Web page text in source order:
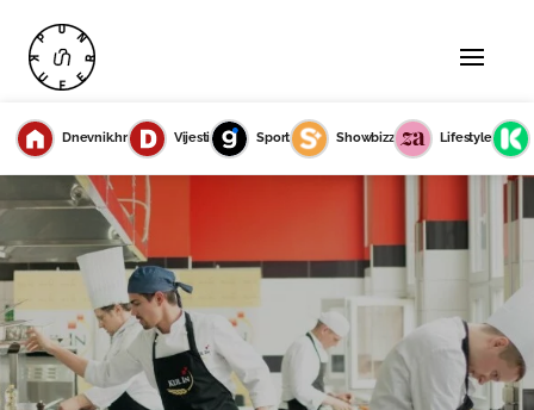
Dnevnik.hr Vijesti Sport Showbizz Lifestyle